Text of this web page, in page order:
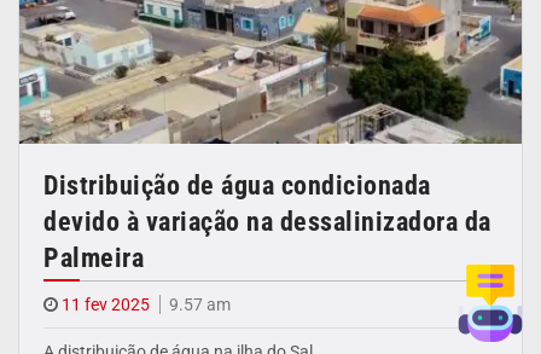
Distribuição de água condicionada
devido à variação na dessalinizadora da
Palmeira
11 fev 2025 9.57 am